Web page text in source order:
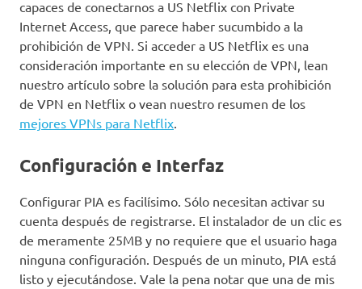
capaces de conectarnos a US Netflix con Private
Internet Access, que parece haber sucumbido a la
prohibición de VPN. Si acceder a US Netflix es una
consideración importante en su elección de VPN, lean
nuestro artículo sobre la solución para esta prohibición
de VPN en Netflix o vean nuestro resumen de los
mejores VPNs para Netflix
Configuración e Interfaz
Configurar PIA es facilísimo. Sólo necesitan activar su
cuenta después de registrarse. El instalador de un clic es
de meramente 25MB y no requiere que el usuario haga
ninguna configuración. Después de un minuto, PIA está
listo y ejecutándose. Vale la pena notar que una de mis